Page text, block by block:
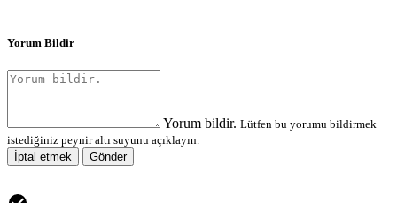
Yorum Bildir
Yorum bildir. Lütfen bu yorumu bildirmek
istediğiniz peynir altı suyunu açıklayın.
İptal etmek
Gönder